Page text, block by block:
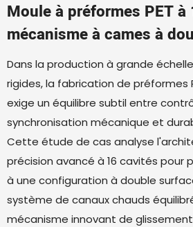
Moule à préformes PET à
mécanisme à cames à
Dans la production à grande
rigides, la fabrication de préformes
exige un équilibre subtil entre
synchronisation mécanique et
Cette étude de cas analyse
précision avancé à 16 cavités pour
à une configuration à double
système de canaux chauds
mécanisme innovant de